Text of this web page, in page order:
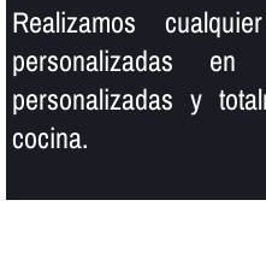
Realizamos
personalizadas en
personalizadas y
cocina.